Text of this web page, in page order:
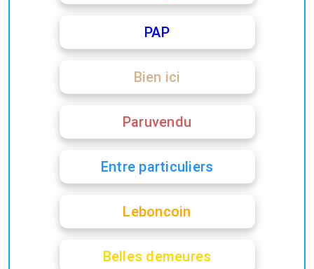
PAP
Bien ici
Paruvendu
Entre particuliers
Leboncoin
Belles demeures